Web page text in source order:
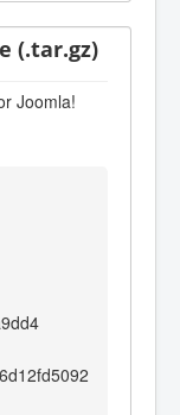
(.tar.gz)
Joomla!